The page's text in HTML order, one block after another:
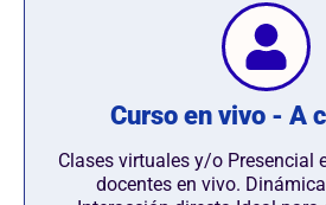
Curso en vivo - A
Clases virtuales y/o Presencial
docentes en vivo.